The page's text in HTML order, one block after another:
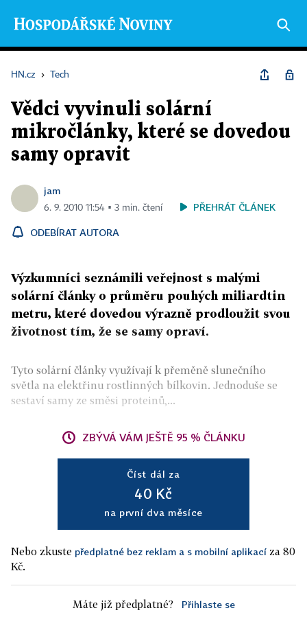
HN.cz › Tech
Vědci vyvinuli solární
mikročlánky, které se dovedou
samy opravit
jam
6. 9. 2010 11:54 ▪ 3 min. čtení PŘEHRÁT ČLÁNEK
ODEBÍRAT AUTORA
Výzkumníci seznámili veřejnost s malými
solární články o průměru pouhých miliardtin
metru, které dovedou výrazně prodloužit svou
životnost tím, že se samy opraví.
Tyto solární články využívají k přeměně slunečního
světla na elektřinu rostlinných bílkovin. Jednoduše se
sestaví samy ze směsi proteinů,...
ZBÝVÁ VÁM JEŠTĚ 95 % ČLÁNKU
Číst dál za
40 Kč
na první dva měsíce
Nebo zkuste předplatné bez reklam a s mobilní aplikací za 80
Kč.
Máte již předplatné? Přihlaste se